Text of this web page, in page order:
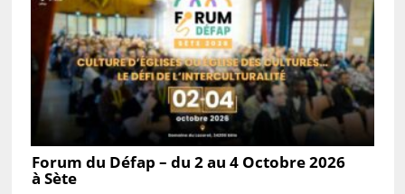
Forum du Défap – du 2 au 4 Octobre 2026
à Sète